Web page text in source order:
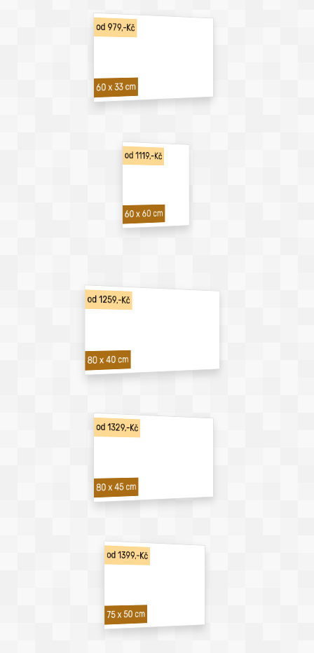
od 979,-Kč
60 x 33 cm
od 1119,-Kč
60 x 60 cm
od 1259,-Kč
80 x 40 cm
od 1329,-Kč
80 x 45 cm
od 1399,-Kč
75 x 50 cm